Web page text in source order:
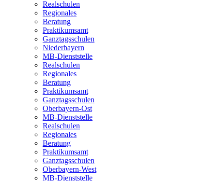
Realschulen
Regionales
Beratung
Praktikumsamt
Ganztagsschulen
Niederbayern
MB-Dienststelle
Realschulen
Regionales
Beratung
Praktikumsamt
Ganztagsschulen
Oberbayern-Ost
MB-Dienststelle
Realschulen
Regionales
Beratung
Praktikumsamt
Ganztagsschulen
Oberbayern-West
MB-Dienststelle